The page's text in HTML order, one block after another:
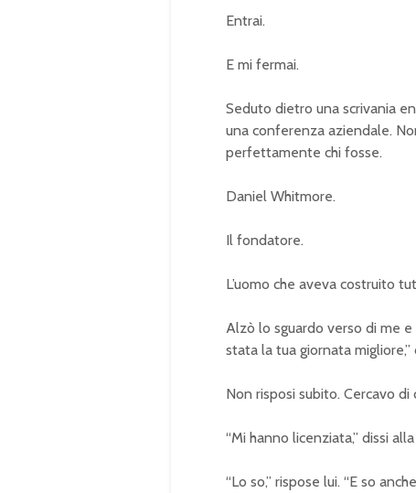
Entrai.
E mi fermai.
Seduto dietro una scrivania
una conferenza aziendale.
perfettamente chi fosse.
Daniel Whitmore.
Il fondatore.
L’uomo che aveva costruito
Alzò lo sguardo verso di me
stata la tua giornata migliore,”
Non risposi subito. Cercavo
“Mi hanno licenziata,” dissi
“Lo so,” rispose lui. “E so